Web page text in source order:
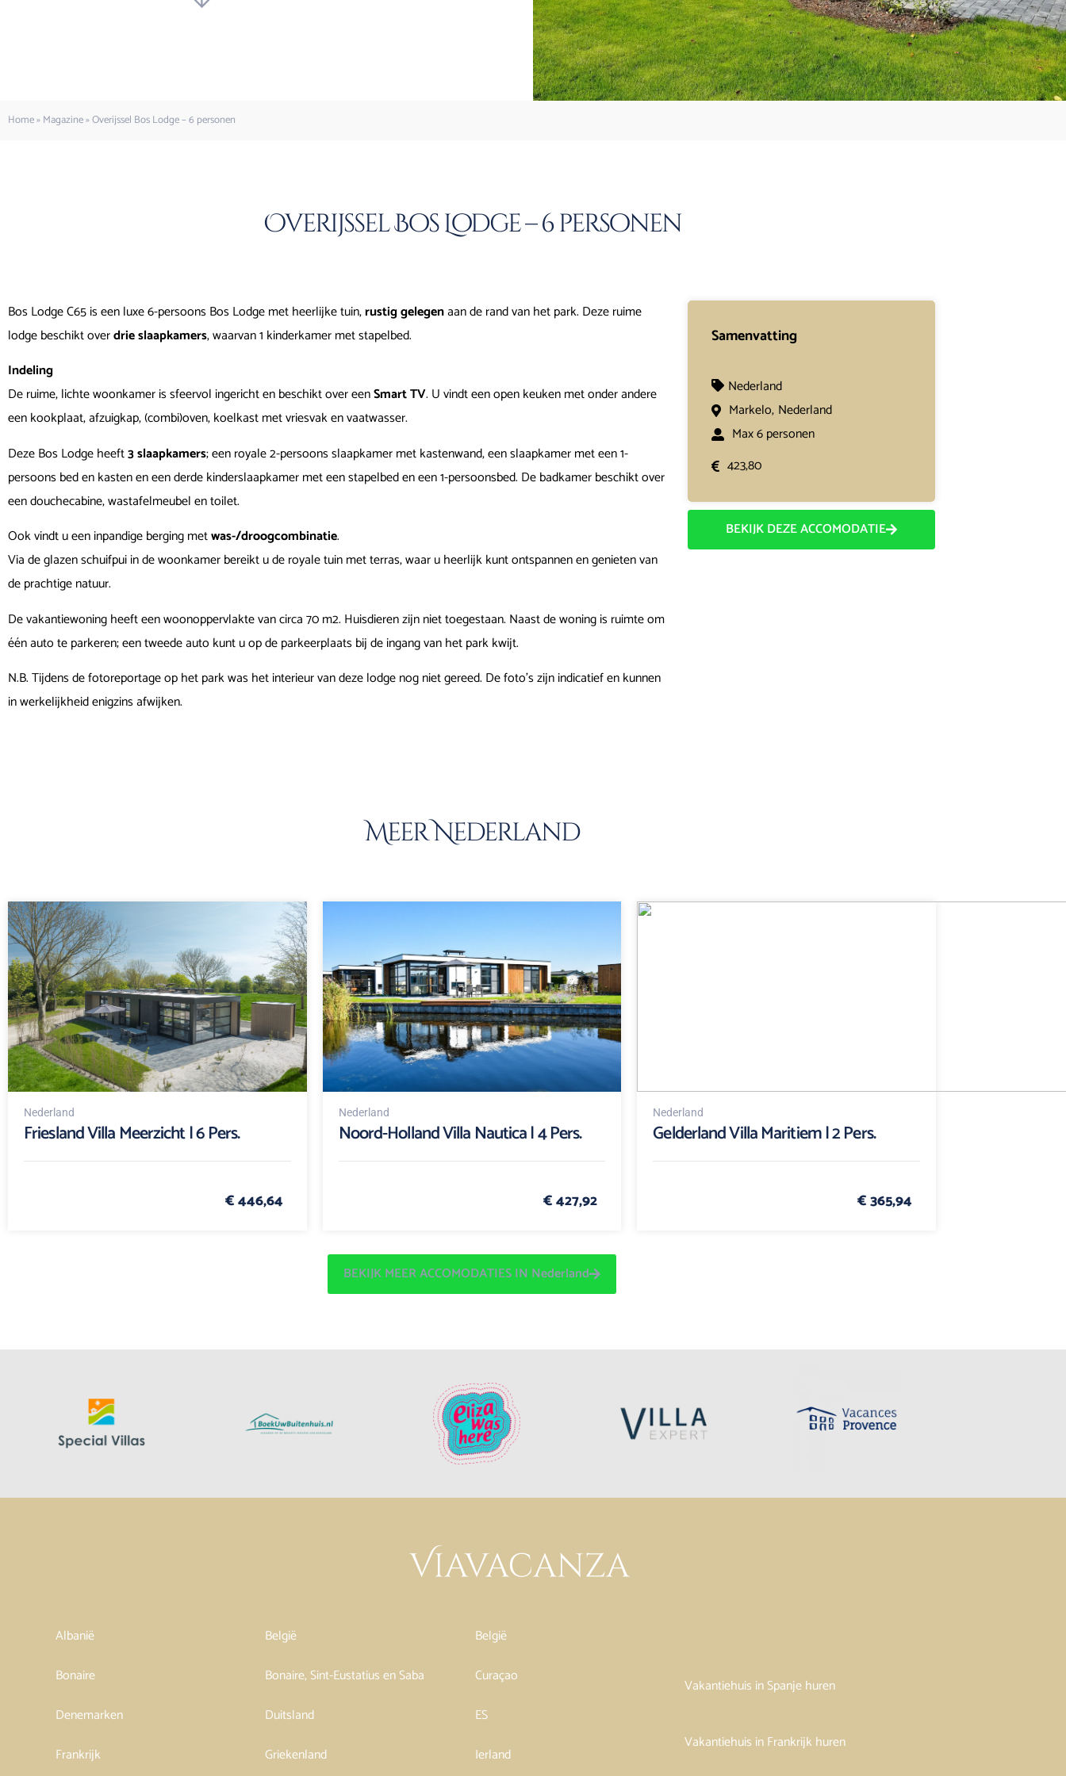
Home»Magazine»Overijssel Bos Lodge – 6 personen
Overijssel Bos Lodge – 6 personen
Bos Lodge C65 is een luxe 6-persoons Bos Lodge met heerlijke tuin,rustig gelegenaan de rand van het park. Deze ruime
lodge beschikt overdrie slaapkamers, waarvan 1 kinderkamer met stapelbed.
Indeling
De ruime, lichte woonkamer is sfeervol ingericht en beschikt over eenSmart TV. U vindt een open keuken met onder andere
een kookplaat, afzuigkap, (combi)oven, koelkast met vriesvak en vaatwasser.
Deze Bos Lodge heeft3 slaapkamers; een royale 2-persoons slaapkamer met kastenwand, een slaapkamer met een 1-
persoons bed en kasten en een derde kinderslaapkamer met een stapelbed en een 1-persoonsbed. De badkamer beschikt over
een douchecabine, wastafelmeubel en toilet.
Ook vindt u een inpandige berging metwas-/droogcombinatie.
Via de glazen schuifpui in de woonkamer bereikt u de royale tuin met terras, waar u heerlijk kunt ontspannen en genieten van
de prachtige natuur.
De vakantiewoning heeft een woonoppervlakte van circa 70 m2. Huisdieren zijn niet toegestaan. Naast de woning is ruimte om
één auto te parkeren; een tweede auto kunt u op de parkeerplaats bij de ingang van het park kwijt.
N.B. Tijdens de fotoreportage op het park was het interieur van deze lodge nog niet gereed. De foto’s zijn indicatief en kunnen
in werkelijkheid enigzins afwijken.
Samenvatting
Nederland
Markelo, Nederland
Max 6 personen
423,80
BEKIJK DEZE ACCOMODATIE
Meer Nederland
Nederland
Friesland Villa Meerzicht | 6 Pers.
€ 446,64
Nederland
Noord-Holland Villa Nautica | 4 Pers.
€ 427,92
Nederland
Gelderland Villa Maritiem | 2 Pers.
€ 365,94
BEKIJK MEER ACCOMODATIES IN Nederland
Albanië België
België
Bonaire
Bonaire, Sint-Eustatius en Saba
Curaçao
Denemarken
Duitsland
ES
Frankrijk
Griekenland Ierland
Vakantiehuis in Spanje huren
Vakantiehuis in Frankrijk huren